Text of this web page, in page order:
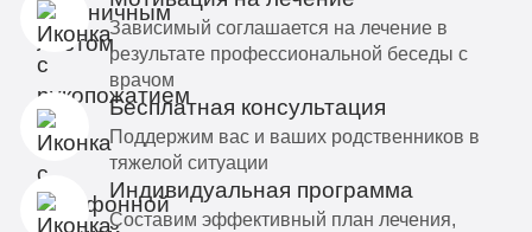
Зависимый соглашается на лечение в
результате профессиональной беседы с
врачом
Бесплатная консультация
Поддержим вас и ваших родственников в
тяжелой ситуации
Индивидуальная программа
Составим эффективный план лечения,